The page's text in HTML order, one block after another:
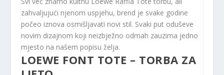
zahvaljujući njenom uspjehu, brend je svake godine
počeo iznova osmišljavati novi stil. Svaki put oduševe
novim dizajnom koji neizbježno odmah zauzima jedno
mjesto na našem popisu želja.
LOEWE FONT TOTE – TORBA ZA